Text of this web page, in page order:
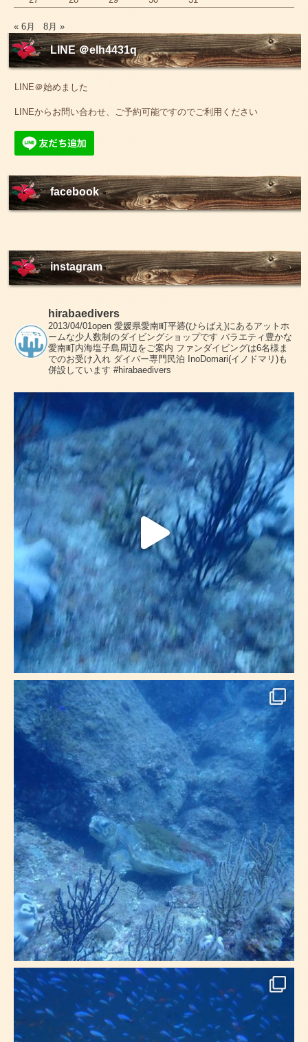
« 6月 8月 »
LINE ＠elh4431q
LINE＠始めました
LINEからお問い合わせ、ご予約可能ですのでご利用ください
facebook
instagram
hirabaedivers
2013/04/01open 愛媛県愛南町平碆(ひらばえ)にあるアットホ
ームな少人数制のダイビングショップです バラエティ豊かな
愛南町内海塩子島周辺をご案内 ファンダイビングは6名様ま
でのお受け入れ ダイバー専門民泊 InoDomari(イノドマリ)も
併設しています #hirabaedivers